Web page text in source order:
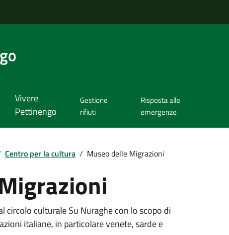
Vivere
Pettinengo
Gestione
rifiuti
Risposta alle
emergenze
Centro per la cultura / Museo delle Migrazioni
circolo culturale Su Nuraghe con lo scopo di
italiane, in particolare venete, sarde e